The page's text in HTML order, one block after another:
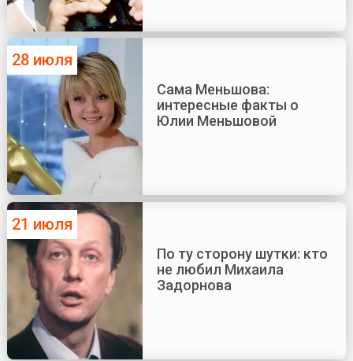
28 июля
Сама Меньшова:
интересные факты о
Юлии Меньшовой
21 июля
По ту сторону шутки: кто
не любил Михаила
Задорнова